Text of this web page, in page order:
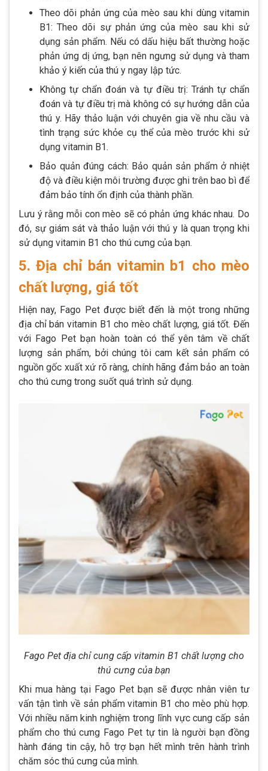
Theo dõi phản ứng của mèo sau khi dùng vitamin
B1: Theo dõi sự phản ứng của mèo sau khi sử
dụng sản phẩm. Nếu có dấu hiệu bất thường hoặc
phản ứng dị ứng, bạn nên ngưng sử dụng và tham
khảo ý kiến của thú y ngay lập tức.
Không tự chẩn đoán và tự điều trị: Tránh tự chẩn
đoán và tự điều trị mà không có sự hướng dẫn của
thú y. Hãy thảo luận với chuyên gia về nhu cầu và
tình trạng sức khỏe cụ thể của mèo trước khi sử
dụng vitamin B1.
Bảo quản đúng cách: Bảo quản sản phẩm ở nhiệt
độ và điều kiện môi trường được ghi trên bao bì để
đảm bảo tính ổn định của thành phần.
Lưu ý rằng mỗi con mèo sẽ có phản ứng khác nhau. Do
đó, sự giám sát và thảo luận với thú y là quan trọng khi
sử dụng vitamin B1 cho thú cưng của bạn.
5. Địa chỉ bán vitamin b1 cho mèo
chất lượng, giá tốt
Hiện nay, Fago Pet được biết đến là một trong những
địa chỉ bán vitamin B1 cho mèo chất lượng, giá tốt. Đến
với Fago Pet bạn hoàn toàn có thể yên tâm về chất
lượng sản phẩm, bởi chúng tôi cam kết sản phẩm có
nguồn gốc xuất xứ rõ ràng, chính hãng đảm bảo an toàn
cho thú cưng trong suốt quá trình sử dụng.
Fago Pet địa chỉ cung cấp vitamin B1 chất lượng cho
thú cưng của bạn
Khi mua hàng tại Fago Pet bạn sẽ được nhân viên tư
vấn tận tình về sản phẩm vitamin B1 cho mèo phù hợp.
Với nhiều năm kinh nghiệm trong lĩnh vực cung cấp sản
phẩm cho thú cưng Fago Pet tự tin là người bạn đồng
hành đáng tin cậy, hỗ trợ bạn hết mình trên hành trình
chăm sóc thú cưng của mình.